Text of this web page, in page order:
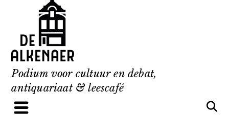
content
Podium voor cultuur en debat,
antiquariaat & leescafé